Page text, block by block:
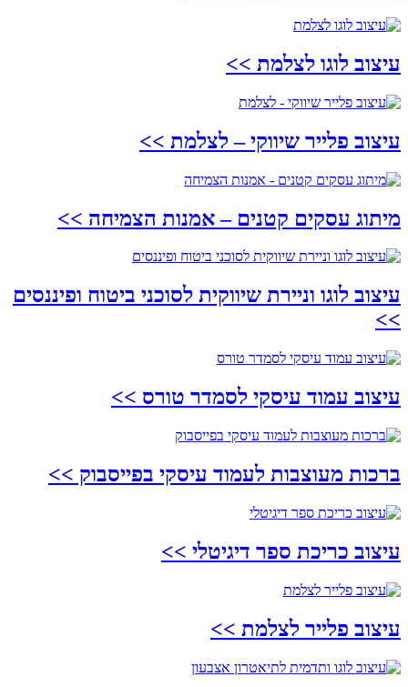
עיצוב לוגו לצלמת >>
עיצוב פלייר שיווקי – לצלמת >>
מיתוג עסקים קטנים – אמנות הצמיחה >>
עיצוב לוגו וניירת שיווקית לסוכני ביטוח ופיננסים
>>
עיצוב עמוד עיסקי לסמדר טורס >>
ברכות מעוצבות לעמוד עיסקי בפייסבוק >>
עיצוב כריכת ספר דיגיטלי >>
עיצוב פלייר לצלמת >>